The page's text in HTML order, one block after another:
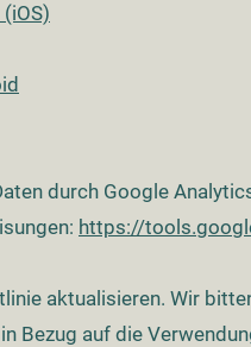
durch Google
https://
aktualisieren. Wir
Bezug auf die